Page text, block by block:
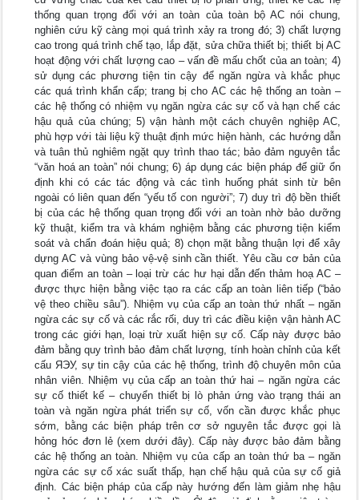
thống quan trọng đối với an toàn của toàn bộ AC nói chung,
nghiên cứu kỹ càng mọi quá trình xảy ra trong đó; 3) chất lượng
cao trong quá trình chế tạo, lắp đặt, sửa chữa thiết bị; thiết bị AC
hoạt động với chất lượng cao – vấn đề mấu chốt của an toàn; 4)
sử dụng các phương tiện tin cậy để ngăn ngừa và khắc phục
các quá trình khẩn cấp; trang bị cho AC các hệ thống an toàn –
các hệ thống có nhiệm vụ ngăn ngừa các sự cố và hạn chế các
hậu quả của chúng; 5) vận hành một cách chuyên nghiệp AC,
phù hợp với tài liệu kỹ thuật định mức hiện hành, các hướng dẫn
và tuân thủ nghiêm ngặt quy trình thao tác; bảo đảm nguyên tắc
“văn hoá an toàn” nói chung; 6) áp dụng các biện pháp để giữ ổn
định khi có các tác động và các tình huống phát sinh từ bên
ngoài có liên quan đến “yếu tố con người”; 7) duy trì độ bền thiết
bị của các hệ thống quan trọng đối với an toàn nhờ bảo dưỡng
kỹ thuật, kiểm tra và khám nghiệm bằng các phương tiện kiểm
soát và chẩn đoán hiệu quả; 8) chọn mặt bằng thuận lợi để xây
dựng AC và vùng bảo vệ-vệ sinh cần thiết. Yêu cầu cơ bản của
quan điểm an toàn – loại trừ các hư hại dẫn đến thảm hoạ AC –
được thực hiện bằng việc tạo ra các cấp an toàn liên tiếp (“bảo
vệ theo chiều sâu”). Nhiệm vụ của cấp an toàn thứ nhất – ngăn
ngừa các sự cố và các rắc rối, duy trì các điều kiện vận hành AC
trong các giới hạn, loại trừ xuất hiện sự cố. Cấp này được bảo
đảm bằng quy trình bảo đảm chất lượng, tính hoàn chỉnh của kết
cấu ЯЭУ, sự tin cậy của các hệ thống, trình độ chuyên môn của
nhân viên. Nhiệm vụ của cấp an toàn thứ hai – ngăn ngừa các
sự cố thiết kế – chuyển thiết bị lò phản ứng vào trạng thái an
toàn và ngăn ngừa phát triển sự cố, vốn cần được khắc phục
sớm, bằng các biện pháp trên cơ sở nguyên tắc được gọi là
hỏng hóc đơn lẻ (xem dưới đây). Cấp này được bảo đảm bằng
các hệ thống an toàn. Nhiệm vụ của cấp an toàn thứ ba – ngăn
ngừa các sự cố xác suất thấp, hạn chế hậu quả của sự cố giả
định. Các biện pháp của cấp này hướng đến làm giảm nhẹ hậu